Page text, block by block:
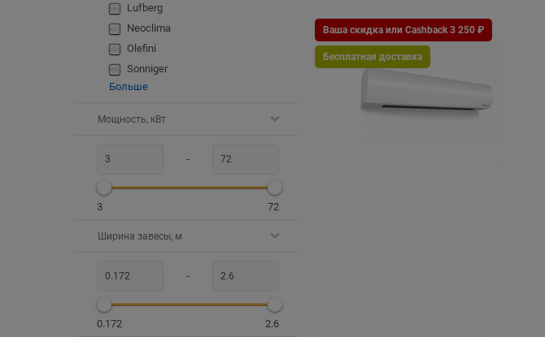
Lufberg
Neoclima
Olefini
Sonniger
Больше
Мощность, кВт
-
3 72
Ширина завесы, м
-
0.172 2.6
Ваша скидка или Cashback 3 250 ₽
Бесплатная доставка